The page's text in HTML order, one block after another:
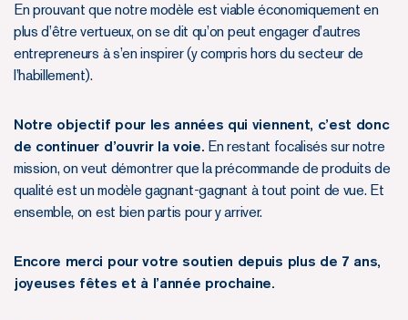
En prouvant que notre modèle est viable économiquement en
plus d’être vertueux, on se dit qu’on peut engager d’autres
entrepreneurs à s’en inspirer (y compris hors du secteur de
l’habillement).
Notre objectif pour les années qui viennent, c’est donc
de continuer d’ouvrir la voie. En restant focalisés sur notre
mission, on veut démontrer que la précommande de produits de
qualité est un modèle gagnant-gagnant à tout point de vue. Et
ensemble, on est bien partis pour y arriver.
Encore merci pour votre soutien depuis plus de 7 ans,
joyeuses fêtes et à l’année prochaine.